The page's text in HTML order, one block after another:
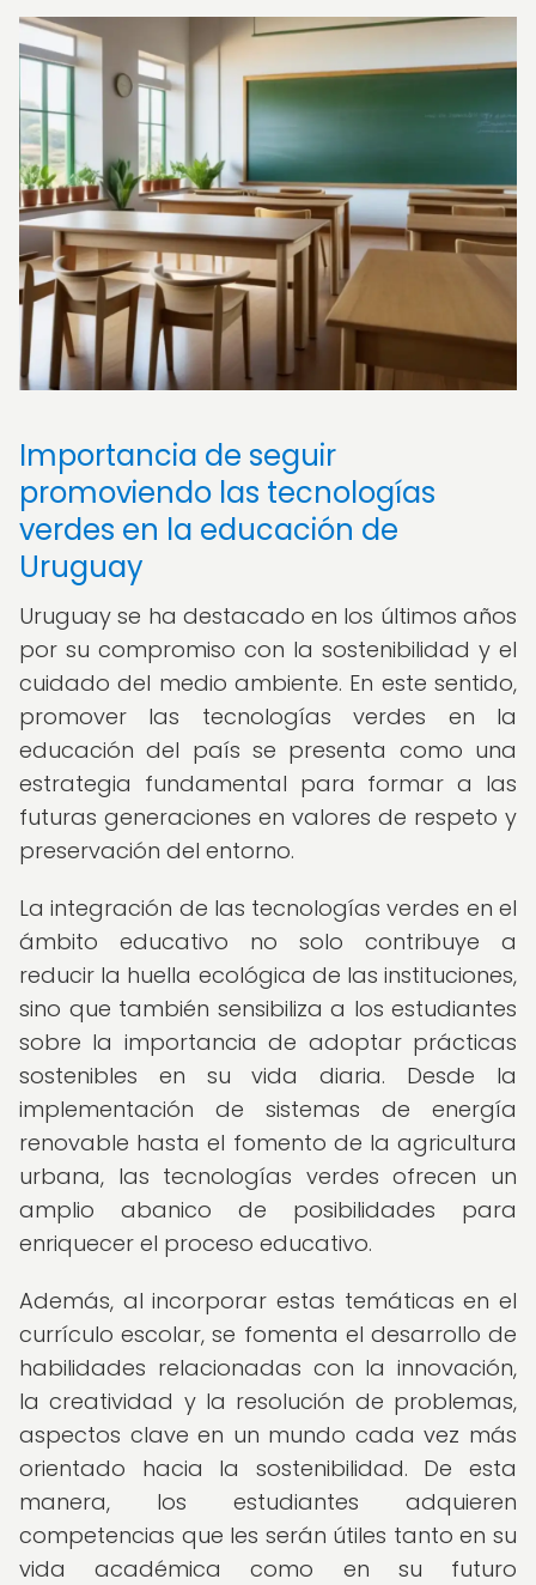
Importancia de seguir
promoviendo las tecnologías
verdes en la educación de
Uruguay
Uruguay se ha destacado en los últimos años
por su compromiso con la sostenibilidad y el
cuidado del medio ambiente. En este sentido,
promover las tecnologías verdes en la
educación del país se presenta como una
estrategia fundamental para formar a las
futuras generaciones en valores de respeto y
preservación del entorno.
La integración de las tecnologías verdes en el
ámbito educativo no solo contribuye a
reducir la huella ecológica de las instituciones,
sino que también sensibiliza a los estudiantes
sobre la importancia de adoptar prácticas
sostenibles en su vida diaria. Desde la
implementación de sistemas de energía
renovable hasta el fomento de la agricultura
urbana, las tecnologías verdes ofrecen un
amplio abanico de posibilidades para
enriquecer el proceso educativo.
Además, al incorporar estas temáticas en el
currículo escolar, se fomenta el desarrollo de
habilidades relacionadas con la innovación,
la creatividad y la resolución de problemas,
aspectos clave en un mundo cada vez más
orientado hacia la sostenibilidad. De esta
manera, los estudiantes adquieren
competencias que les serán útiles tanto en su
vida académica como en su futuro